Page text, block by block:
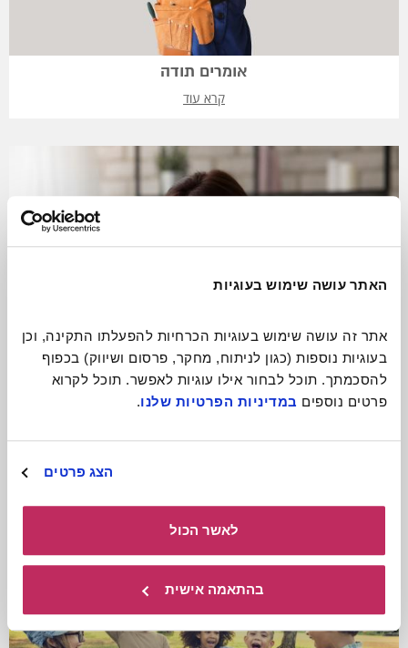
האתר עושה שימוש בעוגיות
פרטים נוספים במדיניות הפרטיות שלנו.
הצג פרטים
לאשר הכול
בהתאמה אישית
אומרים תודה
קרא עוד
כולל חומרים
להורדה